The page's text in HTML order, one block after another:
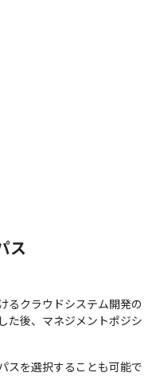
ス
るクラウドシステム開発の
た後、マネジメントポジシ
スを選択することも可能で